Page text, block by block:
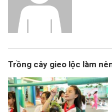
Trồng cây gieo lộc làm